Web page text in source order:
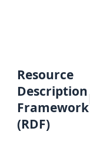
Resource
Description
Framework
(RDF)